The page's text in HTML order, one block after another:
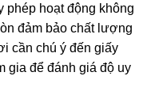
phép hoạt động không
đảm bảo chất lượng
cần chú ý đến giấy
gia để đánh giá độ uy